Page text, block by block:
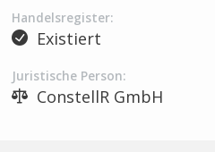
Handelsregister:
Existiert
Juristische Person:
ConstellR GmbH